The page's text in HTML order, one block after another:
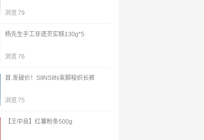
浏览 79
杨先生手工非遗芡实糕130g*5
浏览 76
首.发破价！SIINSIIN束脚梭织长裤
浏览 75
【王中良】红薯粉条500g